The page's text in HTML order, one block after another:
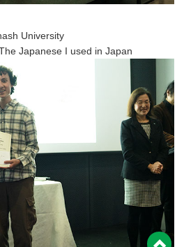
University
Japanese I used in Japan